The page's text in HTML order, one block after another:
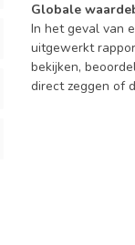
Globale
In het geval van
uitgewerkt
bekijken,
direct zeggen of